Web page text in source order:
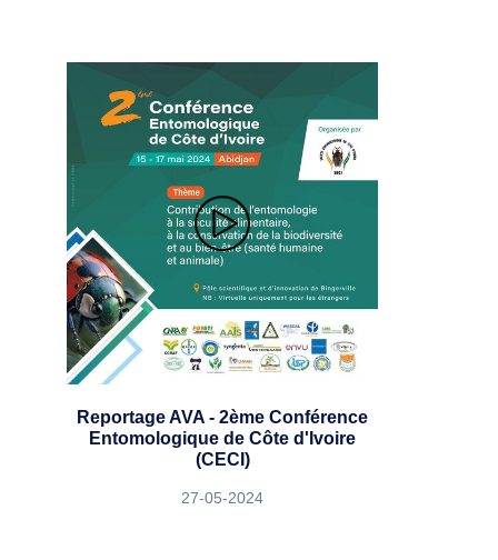
Reportage AVA - 2ème Conférence
Entomologique de Côte d'Ivoire
(CECI)
27-05-2024